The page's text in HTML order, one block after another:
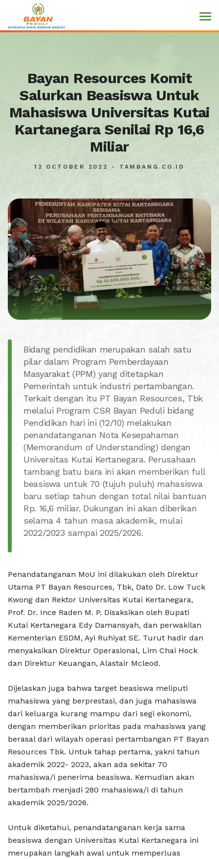
BAYAN
Bayan Resources Komit
Salurkan Beasiswa Untuk
Mahasiswa Universitas Kutai
Kartanegara Senilai Rp 16,6
Miliar
12 OCTOBER 2022 - TAMBANG.CO.ID
Bidang pendidikan merupakan salah satu
pilar dalam Program Pemberdayaan
Masyarakat (PPM) yang ditetapkan
Pemerintah untuk industri pertambangan.
Terkait dengan itu PT Bayan Resources, Tbk
melalui Program CSR Bayan Peduli bidang
Pendidikan hari ini (12/10) melakukan
penandatanganan Nota Kesepahaman
(Memorandum of Understanding) dengan
Universitas Kutai Kertanegara. Perusahaan
tambang batu bara ini akan memberikan full
beasiswa untuk 70 (tujuh puluh) mahasiswa
baru setiap tahun dengan total nilai bantuan
Rp. 16,6 miliar. Dukungan ini akan diberikan
selama 4 tahun masa akademik, mulai
2022/2023 sampai 2025/2026.
Penandatanganan MoU ini dilakukan oleh Direktur
Utama PT Bayan Resources, Tbk, Dato Dr. Low Tuck
Kwong dan Rektor Universitas Kutai Kertanegara,
Prof. Dr. Ince Raden M. P. Disaksikan oleh Bupati
Kutai Kertanegara Edy Damansyah, dan perwakilan
Kementerian ESDM, Ayi Ruhiyat SE. Turut hadir dan
menyaksikan Direktur Operasional, Lim Chai Hock
dan Direktur Keuangan, Alastair Mcleod.
Dijelaskan juga bahwa target beasiswa meliputi
mahasiswa yang berprestasi, dan juga mahasiswa
dari keluarga kurang mampu dari segi ekonomi,
dengan memberikan prioritas pada mahasiswa yang
berasal dari wilayah operasi pertambangan PT Bayan
Resources Tbk. Untuk tahap pertama, yakni tahun
akademik 2022- 2023, akan ada sekitar 70
mahasiswa/i penerima beasiswa. Kemudian akan
bertambah menjadi 280 mahasiswa/i di tahun
akademik 2025/2026.
Untuk diketahui, penandatanganan kerja sama
beasiswa dengan Universitas Kutai Kertanegara ini
merupakan langkah awal untuk memperluas